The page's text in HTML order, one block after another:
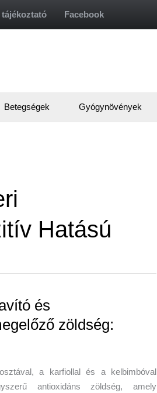
Facebook
Betegségek Gyógynövények
Hatású
és
zöldség:
a karfiollal és a kelbimbóval
antioxidáns zöldség, amely